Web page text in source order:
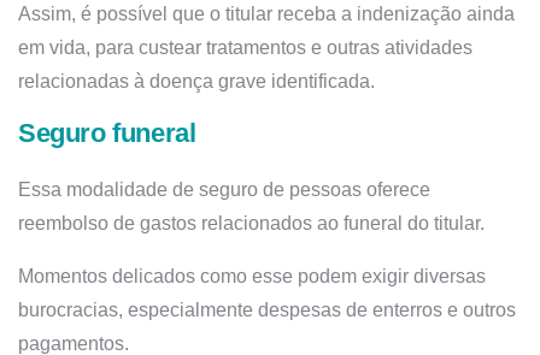
Assim, é possível que o titular receba a indenização ainda
em vida, para custear tratamentos e outras atividades
relacionadas à doença grave identificada.
Seguro funeral
Essa modalidade de seguro de pessoas oferece
reembolso de gastos relacionados ao funeral do titular.
Momentos delicados como esse podem exigir diversas
burocracias, especialmente despesas de enterros e outros
pagamentos.